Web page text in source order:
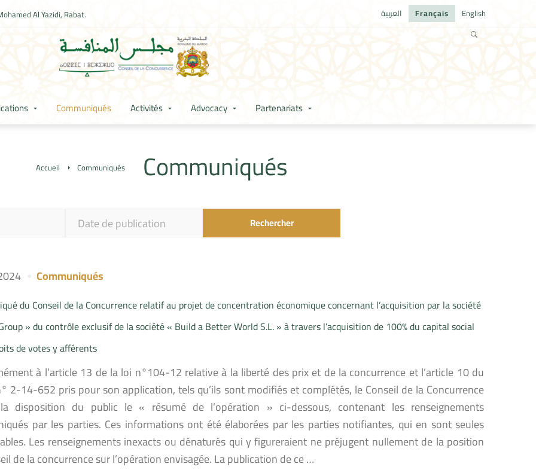
Al Yazidi, Rabat. العربية Français English
Communiqués Activités Advocacy Partenariats
Communiqués
Accueil Communiqués
Communiqués
du Conseil de la Concurrence relatif au projet de concentration économique concernant l’acquisition par la société
» du contrôle exclusif de la société « Build a Better World S.L. » à travers l’acquisition de 100% du capital social
de votes y afférents
à l’article 13 de la loi n°104-12 relative à la liberté des prix et de la concurrence et l’article 10 du
2-14-652 pris pour son application, tels qu’ils sont modifiés et complétés, le Conseil de la Concurrence
disposition du public le « résumé de l’opération » ci-dessous, contenant les renseignements
par les parties. Ces informations ont été élaborées par les parties notifiantes, qui en sont seules
Les renseignements inexacts ou dénaturés qui y figureraient ne préjugent nullement de la position
de la concurrence sur l’opération envisagée. La publication de ce …